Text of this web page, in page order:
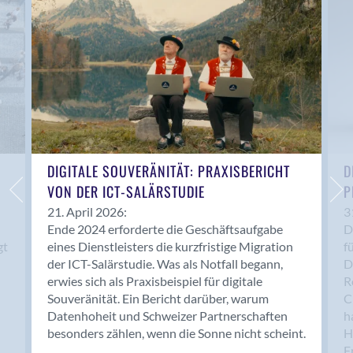
Anwil
Appenzell
Au SG
Baar
Baden
Balsthal
Balzers
Basel
Bassersdorf
Belp
Bendern
Benken (SG)
Bergdietikon
Berlin
Bern
Bern - Liebefeld
DIGITALE SOUVERÄNITÄT: PRAXISBERICHT
VON DER ICT-SALÄRSTUDIE
21. April 2026:
Ende 2024 erforderte die Geschäftsaufgabe
eines Dienstleisters die kurzfristige Migration
der ICT-Salärstudie. Was als Notfall begann,
erwies sich als Praxisbeispiel für digitale
Souveränität. Ein Bericht darüber, warum
Datenhoheit und Schweizer Partnerschaften
besonders zählen, wenn die Sonne nicht scheint.